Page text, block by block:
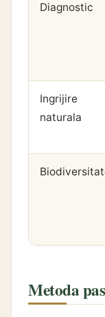
Diagnostic
Ingrijire
naturala
Metoda